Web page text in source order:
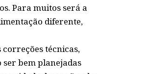
Para muitos será a
diferente,
correções técnicas,
bem planejadas